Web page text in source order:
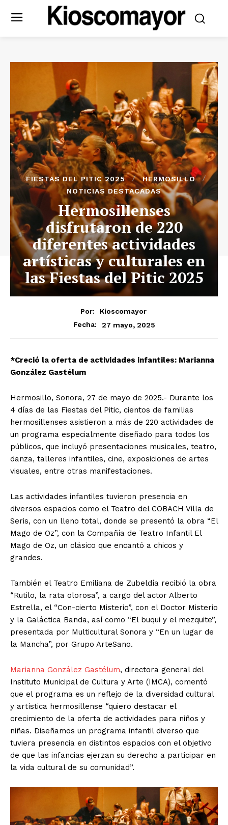
FIESTAS DEL PITIC 2025
HERMOSILLO
NOTICIAS DESTACADAS
Hermosillenses
disfrutaron de 220
diferentes actividades
artísticas y culturales en
las Fiestas del Pitic 2025
Por:
Kioscomayor
Fecha:
27 mayo, 2025
*Creció la oferta de actividades infantiles: Marianna
González Gastélum
Hermosillo, Sonora, 27 de mayo de 2025.- Durante los
4 días de las Fiestas del Pitic, cientos de familias
hermosillenses asistieron a más de 220 actividades de
un programa especialmente diseñado para todos los
públicos, que incluyó presentaciones musicales, teatro,
danza, talleres infantiles, cine, exposiciones de artes
visuales, entre otras manifestaciones.
Las actividades infantiles tuvieron presencia en
diversos espacios como el Teatro del COBACH Villa de
Seris, con un lleno total, donde se presentó la obra “El
Mago de Oz”, con la Compañía de Teatro Infantil El
Mago de Oz, un clásico que encantó a chicos y
grandes.
También el Teatro Emiliana de Zubeldía recibió la obra
“Rutilo, la rata olorosa”, a cargo del actor Alberto
Estrella, el “Con-cierto Misterio”, con el Doctor Misterio
y la Galáctica Banda, así como “El buqui y el mezquite”,
presentada por Multicultural Sonora y “En un lugar de
la Mancha”, por Grupo ArteSano.
Marianna González Gastélum, directora general del
Instituto Municipal de Cultura y Arte (IMCA), comentó
que el programa es un reflejo de la diversidad cultural
y artística hermosillense “quiero destacar el
crecimiento de la oferta de actividades para niños y
niñas. Diseñamos un programa infantil diverso que
tuviera presencia en distintos espacios con el objetivo
de que las infancias ejerzan su derecho a participar en
la vida cultural de su comunidad”.